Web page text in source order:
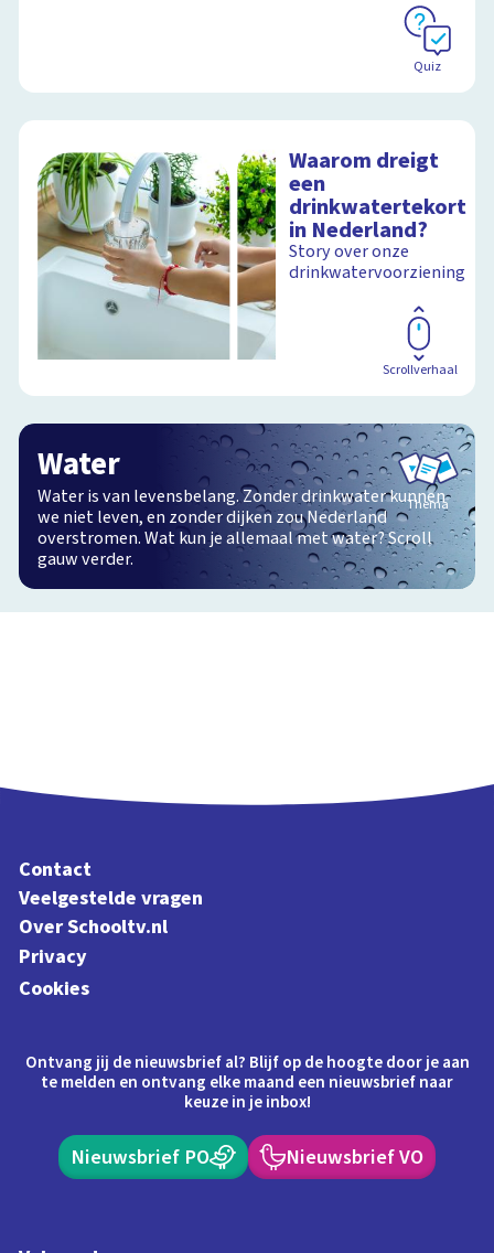
Quiz
Waarom dreigt
een
drinkwatertekort
in Nederland?
Story over onze
drinkwatervoorziening
Scrollverhaal
Water
Water is van levensbelang. Zonder drinkwater kunnen
we niet leven, en zonder dijken zou Nederland
overstromen. Wat kun je allemaal met water? Scroll
gauw verder.
Thema
Contact
Veelgestelde vragen
Over Schooltv.nl
Privacy
Cookies
Ontvang jij de nieuwsbrief al? Blijf op de hoogte door je aan
te melden en ontvang elke maand een nieuwsbrief naar
keuze in je inbox!
Nieuwsbrief PO Nieuwsbrief VO